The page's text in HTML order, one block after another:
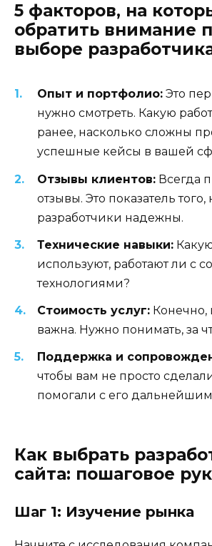
5 факторов, на
обратить внимание
выборе
Опыт и портфолио: Это
нужно смотреть. Какую
ранее, насколько сложны
успешные кейсы в вашей
Отзывы клиентов: Всегда
отзывы. Это показатель того,
разработчики надежны.
Технические навыки:
используют, работают ли с
технологиями?
Стоимость услуг: Конечно,
важна. Нужно понимать, за
Поддержка и
чтобы вам не просто
помогали с его
Как выбрать
сайта: пошаговое
Шаг 1: Изучение рынка